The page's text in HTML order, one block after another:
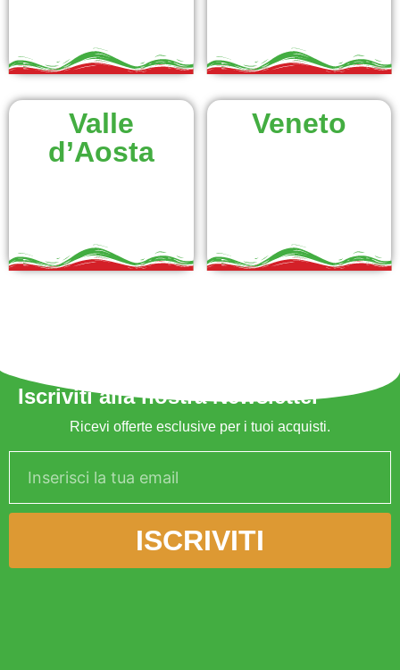
Valle
d’Aosta
Veneto
Iscriviti alla nostra Newsletter
Ricevi offerte esclusive per i tuoi acquisti.
ISCRIVITI